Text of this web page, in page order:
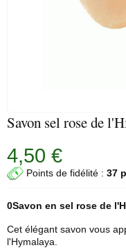
Savon sel rose de
4,50 €
Points de fidélité : 37
0Savon en sel rose de
Cet élégant savon vous
l'Hymalaya.